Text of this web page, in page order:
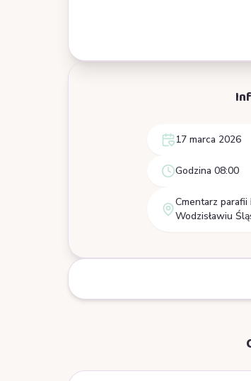
17 marca 2026
Godzina 08:00
Cmentarz
Wodzisławiu